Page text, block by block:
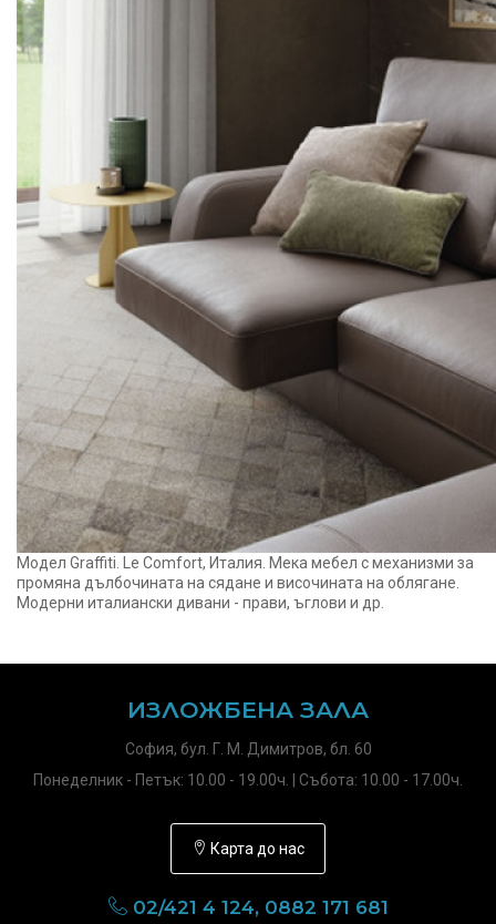
Модел Graffiti. Le Comfort, Италия. Мека мебел с механизми за
промяна дълбочината на сядане и височината на облягане.
Модерни италиански дивани - прави, ъглови и др.
ИЗЛОЖБЕНА ЗАЛА
София, бул. Г. М. Димитров, бл. 60
Понеделник - Петък: 10.00 - 19.00ч. | Събота: 10.00 - 17.00ч.
Карта до нас
02/421 4 124, 0882 171 681